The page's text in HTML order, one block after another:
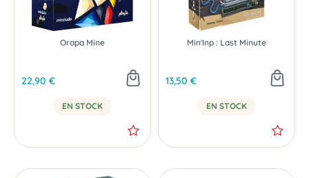
Orapa Mine
22,90 €
EN STOCK
Min'Inp : Last Minute
13,50 €
EN STOCK